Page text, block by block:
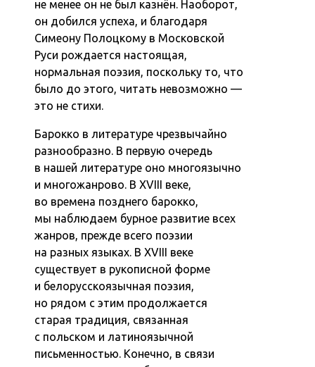
не менее он не был казнён. Наоборот,
он добился успеха, и благодаря
Симеону Полоцкому в Московской
Руси рождается настоящая,
нормальная поэзия, поскольку то, что
было до этого, читать невозможно —
это не стихи.
Барокко в литературе чрезвычайно
разнообразно. В первую очередь
в нашей литературе оно многоязычно
и многожанрово. В XVIII веке,
во времена позднего барокко,
мы наблюдаем бурное развитие всех
жанров, прежде всего поэзии
на разных языках. В XVIII веке
существует в рукописной форме
и белорусскоязычная поэзия,
но рядом с этим продолжается
старая традиция, связанная
с польском и латиноязычной
письменностью. Конечно, в связи